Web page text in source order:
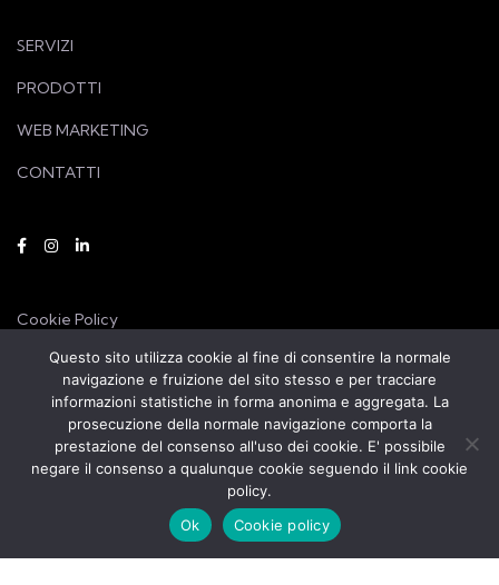
SERVIZI
PRODOTTI
WEB MARKETING
CONTATTI
Cookie Policy
Privacy Policy
Copyright © 2023 system-srl.it
Questo sito utilizza cookie al fine di consentire la normale
navigazione e fruizione del sito stesso e per tracciare
informazioni statistiche in forma anonima e aggregata. La
prosecuzione della normale navigazione comporta la
prestazione del consenso all'uso dei cookie. E' possibile
negare il consenso a qualunque cookie seguendo il link cookie
policy.
Ok
Cookie policy